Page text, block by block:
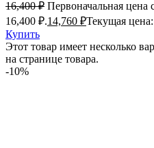
16,400₽ Первоначальная цена
16,400 ₽.14,760 ₽Текущая
Купить
Этот товар имеет несколько
на странице товара.
-10%